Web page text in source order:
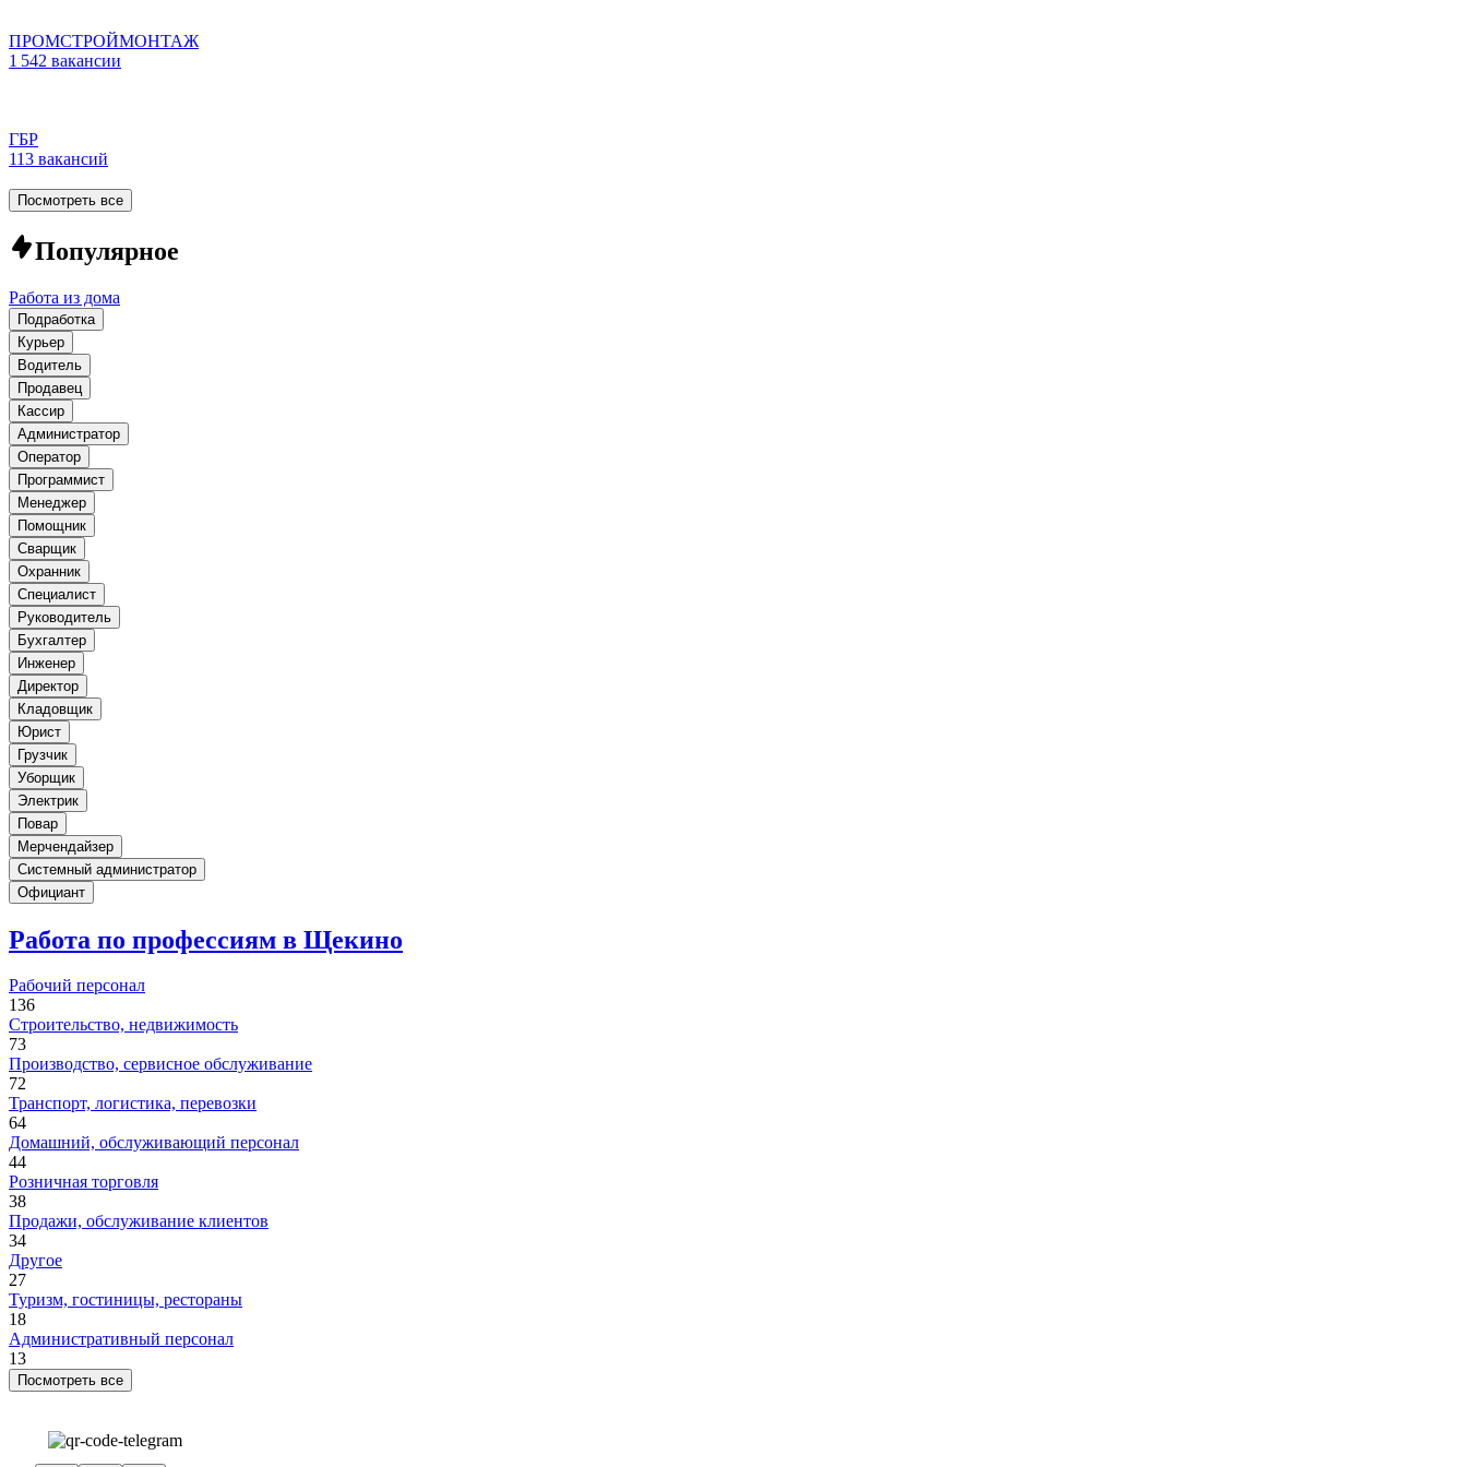
ПРОМСТРОЙМОНТАЖ
1 542 вакансии
ГБР
113 вакансий
Посмотреть все
Популярное
Работа из дома
Подработка
Курьер
Водитель
Продавец
Кассир
Администратор
Оператор
Программист
Менеджер
Помощник
Сварщик
Охранник
Специалист
Руководитель
Бухгалтер
Инженер
Директор
Кладовщик
Юрист
Грузчик
Уборщик
Электрик
Повар
Мерчендайзер
Системный администратор
Официант
Работа по профессиям в Щекино
Рабочий персонал
136
Строительство, недвижимость
73
Производство, сервисное обслуживание
72
Транспорт, логистика, перевозки
64
Домашний, обслуживающий персонал
44
Розничная торговля
38
Продажи, обслуживание клиентов
34
Другое
27
Туризм, гостиницы, рестораны
18
Административный персонал
13
Посмотреть все